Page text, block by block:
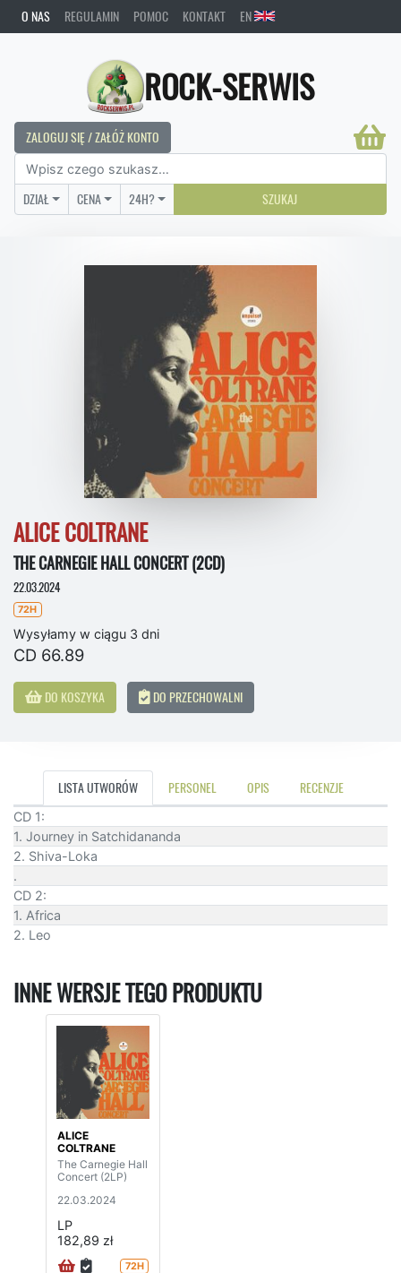
O NAS REGULAMIN POMOC KONTAKT EN
ROCK-SERWIS
ZALOGUJ SIĘ / ZAŁÓŻ KONTO
DZIAŁ CENA 24H? SZUKAJ
ALICE COLTRANE
THE CARNEGIE HALL CONCERT (2CD)
22.03.2024
72H
Wysyłamy w ciągu 3 dni
CD 66.89
DO KOSZYKA DO PRZECHOWALNI
LISTA UTWORÓW PERSONEL OPIS RECENZJE
CD 1:
1. Journey in Satchidananda
2. Shiva-Loka
.
CD 2:
1. Africa
2. Leo
INNE WERSJE TEGO PRODUKTU
ALICE
COLTRANE
The Carnegie Hall
Concert (2LP)
22.03.2024
LP
182,89 zł
72H